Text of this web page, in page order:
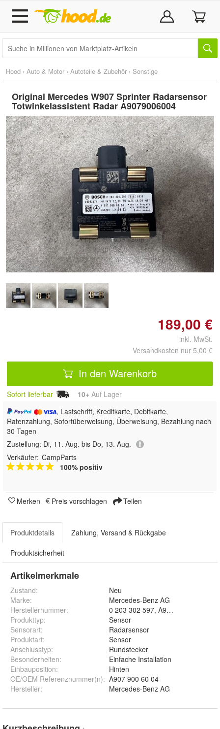
Hood › Auto & Motor › Autoteile & Zubehör › Sonstige
Original Mercedes W907 Sprinter Radarsensor
Totwinkelassistent Radar A9079006004
Doppelt antippen zum
vergrößern
189,00 €
inkl. MwSt.
Versandkosten nur 5,00 €
In den Warenkorb
Sofort lieferbar 10+ Auf Lager
, Lastschrift, Kreditkarte, Debitkarte,
Ratenzahlung, Sofortüberweisung, Überweisung, Bezahlung nach
30 Tagen
Zustellung: Di, 11. Aug. bis Do, 13. Aug.
Verkäufer: CampParts
100% positiv
Merken Preis vorschlagen Teilen
Produktdetails Zahlung, Versand & Rückgabe
Produktsicherheit
Artikelmerkmale
Zustand:
Neu
Marke:
Mercedes-Benz AG
Herstellernummer:
0 203 302 597, A9079006004
Produkttyp:
Sensor
Sensorart:
Radarsensor
Produktart:
Sensor
Anschlusstyp:
Rundstecker
Besonderheiten:
Einfache Installation
Einbauposition:
Hinten
OE/OEM Referenznummer(n): A907 900 60 04
Hersteller: Mercedes-Benz AG